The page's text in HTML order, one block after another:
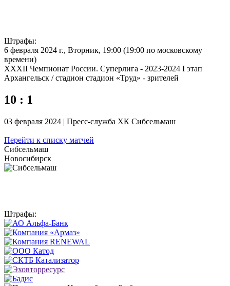
Штрафы:
6 февраля 2024 г., Вторник, 19:00 (19:00 по московскому
времени)
XXXII Чемпионат России. Суперлига - 2023-2024 I этап
Архангельск / стадион стадион «Труд» - зрителей
10 : 1
03 февраля 2024 | Пресс-служба ХК Сибсельмаш
Перейти к списку матчей
Сибсельмаш
Новосибирск
Штрафы: